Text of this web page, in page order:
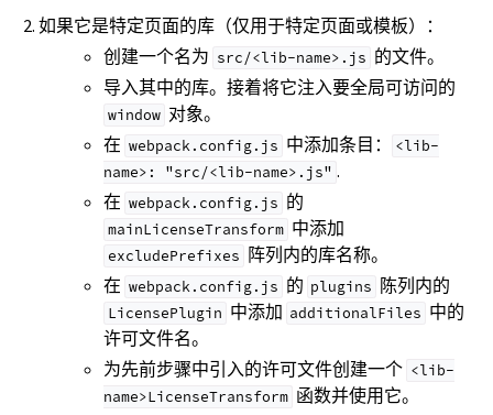
如果它是特定页面的库（仅用于特定页面或模板）：
创建一个名为 src/<lib-name>.js 的文件。
导入其中的库。接着将它注入要全局可访问的
window 对象。
在 webpack.config.js 中添加条目：
<lib-
name>:
"src/<lib-name>.js" .
在 webpack.config.js 的
mainLicenseTransform 中添加
excludePrefixes 阵列内的库名称。
在 webpack.config.js 的 plugins 陈列内的
LicensePlugin 中添加 additionalFiles 中的
许可文件名。
为先前步骤中引入的许可文件创建一个 <lib-
name>LicenseTransform 函数并使用它。